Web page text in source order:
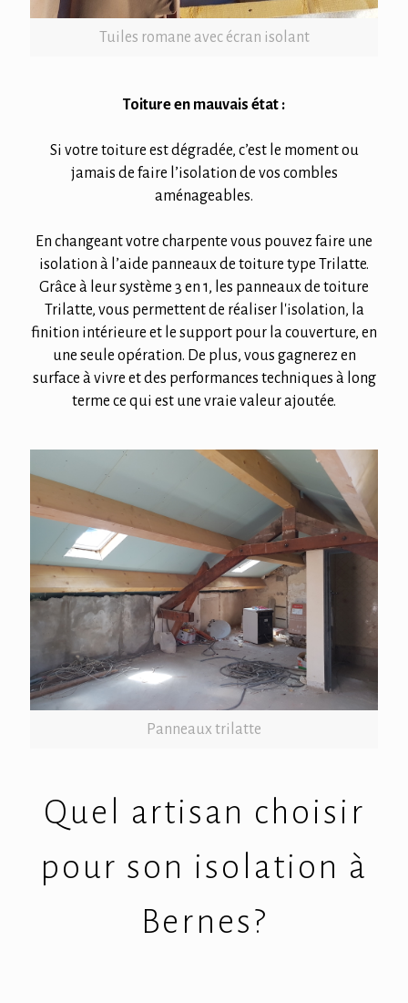
Tuiles romane avec écran isolant
Toiture en mauvais état :
Si votre toiture est dégradée, c’est le moment ou
jamais de faire l’isolation de vos combles
aménageables.
En changeant votre charpente vous pouvez faire une
isolation à l’aide panneaux de toiture type Trilatte.
Grâce à leur système 3 en 1, les panneaux de toiture
Trilatte, vous permettent de réaliser l'isolation, la
finition intérieure et le support pour la couverture, en
une seule opération. De plus, vous gagnerez en
surface à vivre et des performances techniques à long
terme ce qui est une vraie valeur ajoutée.
Panneaux trilatte
Quel artisan choisir
pour son isolation à
Bernes?